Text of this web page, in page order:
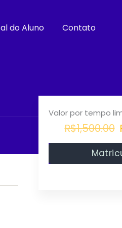
do Aluno Contato
R$1,500.00